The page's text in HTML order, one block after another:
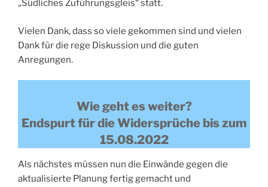
„Südliches Zuführungsgleis“ statt.
Vielen Dank, dass so viele gekommen sind und vielen
Dank für die rege Diskussion und die guten
Anregungen.
Wie geht es weiter?
Endspurt für die Widersprüche bis zum
15.08.2022
Als nächstes müssen nun die Einwände gegen die
aktualisierte Planung fertig gemacht und